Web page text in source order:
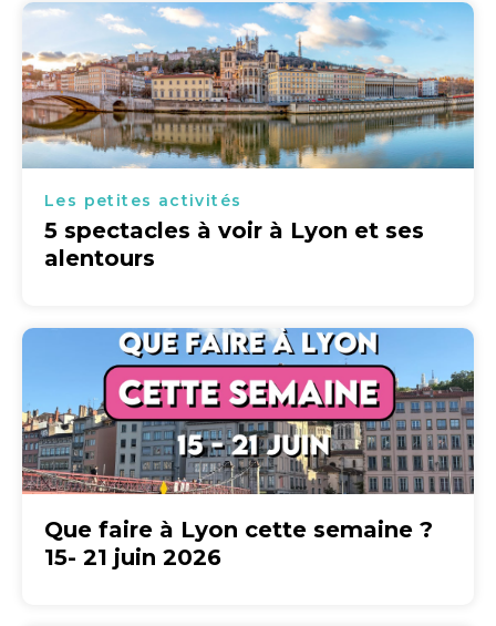
Les petites activités
5 spectacles à voir à Lyon et ses
alentours
Que faire à Lyon cette semaine ?
15- 21 juin 2026